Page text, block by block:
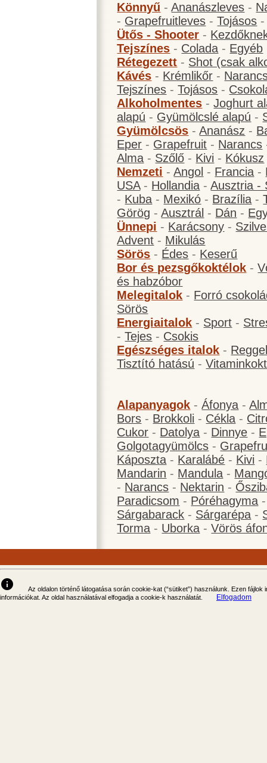
Könnyű -Ananászleves -
- Grapefruitleves -Tojásos
Ütős - Shooter -
Tejszínes - Colada - Egyéb
Rétegezett - Shot (csak
Kávés - Krémlikőr -
Tejszínes -Tojásos -
Alkoholmentes -Joghurt
alapú - Gyümölcslé alapú -
Gyümölcsös -Ananász -
Eper - Grapefruit - Narancs
Alma - Szőlő - Kivi - Kókusz
Nemzeti -Angol - Francia -
USA- Hollandia -Ausztria -
- Kuba - Mexikó - Brazília -
Görög -Ausztrál - Dán -
Ünnepi - Karácsony -
Advent - Mikulás
Sörös - Édes - Keserű
Bor és pezsgőkoktélok -
és habzóbor
Melegitalok - Forró
Sörös
Energiaitalok - Sport -
-Tejes - Csokis
Egészséges italok -
Tisztító hatású -
Alapanyagok -Áfonya -
Bors - Brokkoli - Cékla -
Cukor - Datolya - Dinnye -
Golgotagyümölcs -
Káposzta - Karalábé - Kivi -
Mandarin - Mandula -
- Narancs - Nektarin -
Paradicsom - Póréhagyma
Sárgabarack - Sárgarépa -
Torma - Uborka -Vörös
info
Az oldalon történő látogatása során cookie-kat (“sütiket”) használunk. Ezen
információkat. Az oldal használatával elfogadja a cookie-k használatát.
Elfogadom